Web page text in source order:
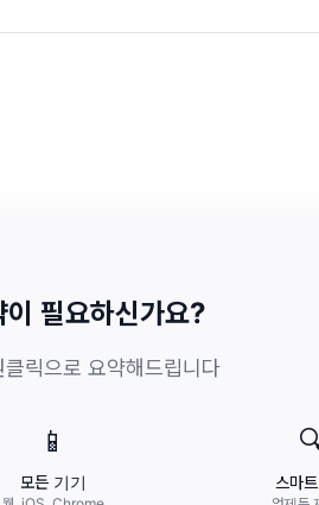
이 필요하신가요?
릭으로 요약해드립니다
📱
모든 기기 스마